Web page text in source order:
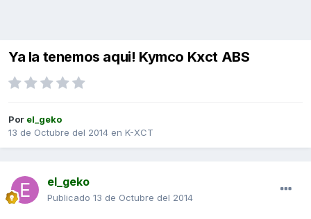
Ya la tenemos aqui! Kymco Kxct ABS
Por el_geko
13 de Octubre del 2014 en K-XCT
el_geko
Publicado 13 de Octubre del 2014